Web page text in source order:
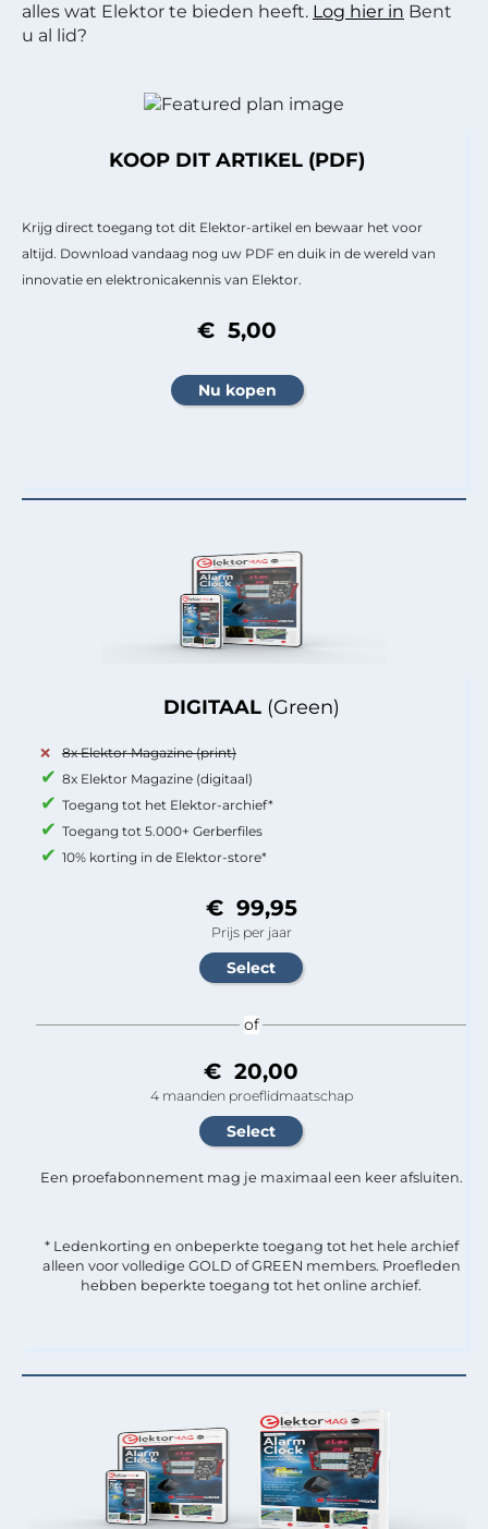
alles wat Elektor te bieden heeft. Log hier in Bent
u al lid?
DIGITAAL (Green)
8x Elektor Magazine (print)
8x Elektor Magazine (digitaal)
Toegang tot het Elektor-archief*
Toegang tot 5.000+ Gerberfiles
10% korting in de Elektor-store*
€ 99,95
Prijs per jaar
of
€ 20,00
4 maanden proeflidmaatschap
Een proefabonnement mag je maximaal een keer afsluiten.
* Ledenkorting en onbeperkte toegang tot het hele archief
alleen voor volledige GOLD of GREEN members. Proefleden
hebben beperkte toegang tot het online archief.
KOOP DIT ARTIKEL (PDF)
Krijg direct toegang tot dit Elektor-artikel en bewaar het voor
altijd. Download vandaag nog uw PDF en duik in de wereld van
innovatie en elektronicakennis van Elektor.
€ 5,00